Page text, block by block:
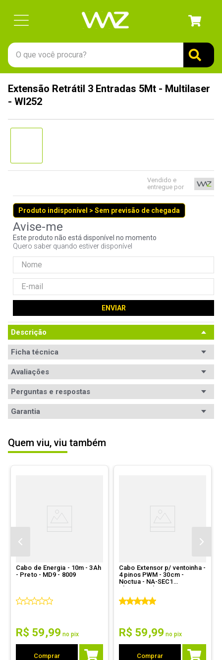
O que você procura?
Extensão Retrátil 3 Entradas 5Mt - Multilaser
- WI252
Vendido e
entregue por
Produto indisponível > Sem previsão de chegada
Este produto não está disponível no momento
Quero saber quando estiver disponível
ENVIAR
Descrição
Ficha técnica
Conteúdo da
embalagem
Plugue 2 pinos NBR14146
Tipo Cabo
(Máx.)
10A
Interface (B) 2 pinos NBR14136
3x tomadas de 2-pinos
Certificação Imetro
Norma NBR14146
Avaliações
Avaliações
ESCREVER AVALIAÇÃO
Perguntas e respostas
Garantia
Quem viu, viu também
Cabo de Energia - 10m - 3Ah
- Preto - MD9 - 8009
R$ 59,99 no pix
Comprar
Cabo Extensor p/ ventoinha -
4 pinos PWM - 30cm -
Noctua - NA-SEC1
chromax.white
R$ 59,99 no pix
Comprar
1º
gabinete
7º
jonsbo
8º
controle
noctua
10º fractal